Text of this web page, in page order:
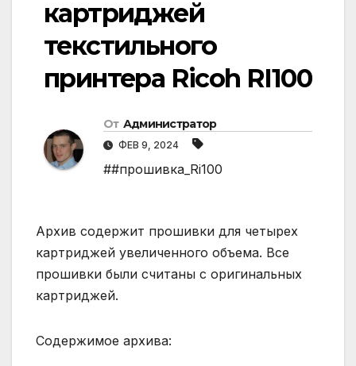
картриджей
текстильного
принтера Ricoh RI100
От Администратор
ФЕВ 9, 2024
##прошивка_Ri100
Архив содержит прошивки для четырех
картриджей увеличенного объема. Все
прошивки были считаны с оригинальных
картриджей.
Содержимое архива: